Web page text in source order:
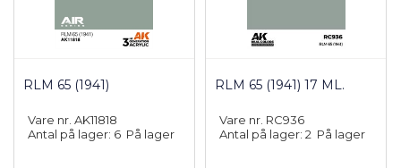
RLM 65 (1941)
Vare nr. AK11818
Antal på lager: 6 På lager
RLM 65 (1941) 17 ML.
Vare nr. RC936
Antal på lager: 2 På lager